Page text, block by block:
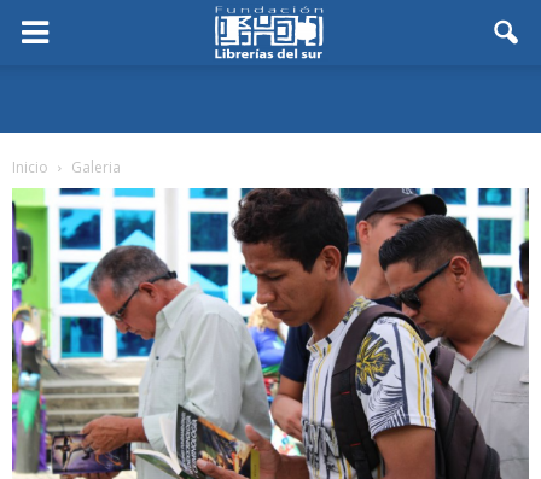
Inicio Galeria